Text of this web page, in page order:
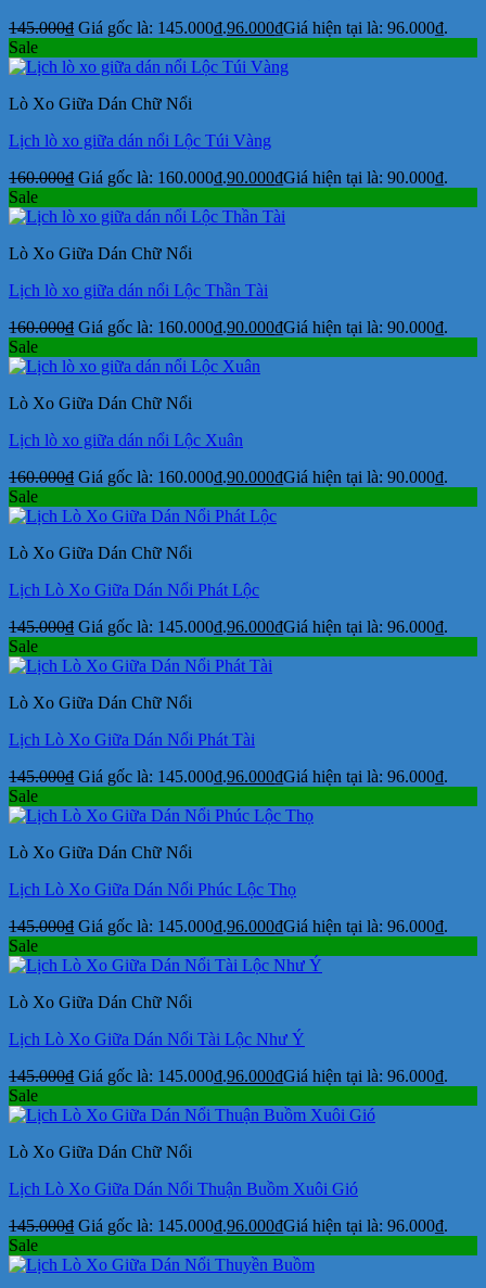
145.000₫ Giá gốc là: 145.000₫.96.000₫Giá hiện tại là: 96.000₫.
Sale
Lò Xo Giữa Dán Chữ Nổi
Lịch lò xo giữa dán nổi Lộc Túi Vàng
160.000₫ Giá gốc là: 160.000₫.90.000₫Giá hiện tại là: 90.000₫.
Sale
Lò Xo Giữa Dán Chữ Nổi
Lịch lò xo giữa dán nổi Lộc Thần Tài
160.000₫ Giá gốc là: 160.000₫.90.000₫Giá hiện tại là: 90.000₫.
Sale
Lò Xo Giữa Dán Chữ Nổi
Lịch lò xo giữa dán nổi Lộc Xuân
160.000₫ Giá gốc là: 160.000₫.90.000₫Giá hiện tại là: 90.000₫.
Sale
Lò Xo Giữa Dán Chữ Nổi
Lịch Lò Xo Giữa Dán Nổi Phát Lộc
145.000₫ Giá gốc là: 145.000₫.96.000₫Giá hiện tại là: 96.000₫.
Sale
Lò Xo Giữa Dán Chữ Nổi
Lịch Lò Xo Giữa Dán Nổi Phát Tài
145.000₫ Giá gốc là: 145.000₫.96.000₫Giá hiện tại là: 96.000₫.
Sale
Lò Xo Giữa Dán Chữ Nổi
Lịch Lò Xo Giữa Dán Nổi Phúc Lộc Thọ
145.000₫ Giá gốc là: 145.000₫.96.000₫Giá hiện tại là: 96.000₫.
Sale
Lò Xo Giữa Dán Chữ Nổi
Lịch Lò Xo Giữa Dán Nổi Tài Lộc Như Ý
145.000₫ Giá gốc là: 145.000₫.96.000₫Giá hiện tại là: 96.000₫.
Sale
Lò Xo Giữa Dán Chữ Nổi
Lịch Lò Xo Giữa Dán Nổi Thuận Buồm Xuôi Gió
145.000₫ Giá gốc là: 145.000₫.96.000₫Giá hiện tại là: 96.000₫.
Sale